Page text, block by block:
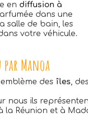
en diffusion à
dans une
salle de bain, les
votre véhicule.
Manoa
emblème des îles,
nous ils
la Réunion et à